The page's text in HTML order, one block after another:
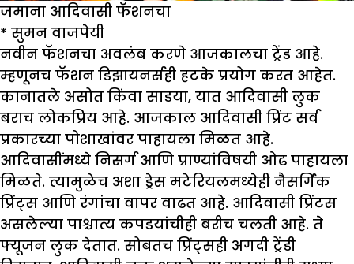
जमाना आदिवासी फॅशनचा
* सुमन वाजपेयी
नवीन फॅशनचा अवलंब करणे आजकालचा ट्रेंड आहे.
म्हणूनच फॅशन डिझायनर्सही हटके प्रयोग करत आहेत.
कानातले असोत किंवा साडया, यात आदिवासी लुक
बराच लोकप्रिय आहे. आजकाल आदिवासी प्रिंट सर्व
प्रकारच्या पोशाखांवर पाहायला मिळत आहे.
आदिवासींमध्ये निसर्ग आणि प्राण्यांविषयी ओढ पाहायला
मिळते. त्यामुळेच अशा ड्रेस मटेरियलमध्येही नैसर्गिक
प्रिंट्स आणि रंगांचा वापर वाढत आहे. आदिवासी प्रिंटस
असलेल्या पाश्चात्य कपडयांचीही बरीच चलती आहे. ते
फ्यूजन लुक देतात. सोबतच प्रिंट्सही अगदी ट्रेंडी